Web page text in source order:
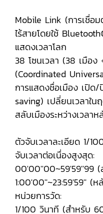
Mobile Link (การเชื่อ
ไร้สายโดยใช้
แสดงเวลาโลก
38 โซนเวลา (38 เมือง
(Coordinated
การแสดงชื่อเมือง เปิด
saving) เปลี่ยนเวลาใ
สลับเมืองระหว่างเวลา
ตัวจับเวลาละเอียด 1/
จับเวลาต่อเนื่องสูงสุด:
00'00''00~59'59''99
1:00'00''~23:59'59'' (
หน่วยการวัด:
1/100 วินาที (สำหรับ